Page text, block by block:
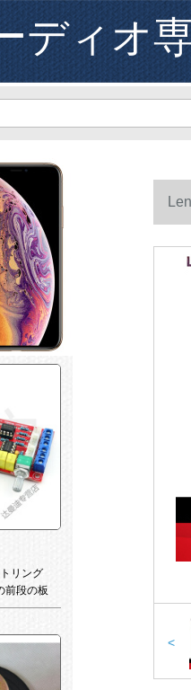
ディオ
リング
前段の板
クール
造す
<